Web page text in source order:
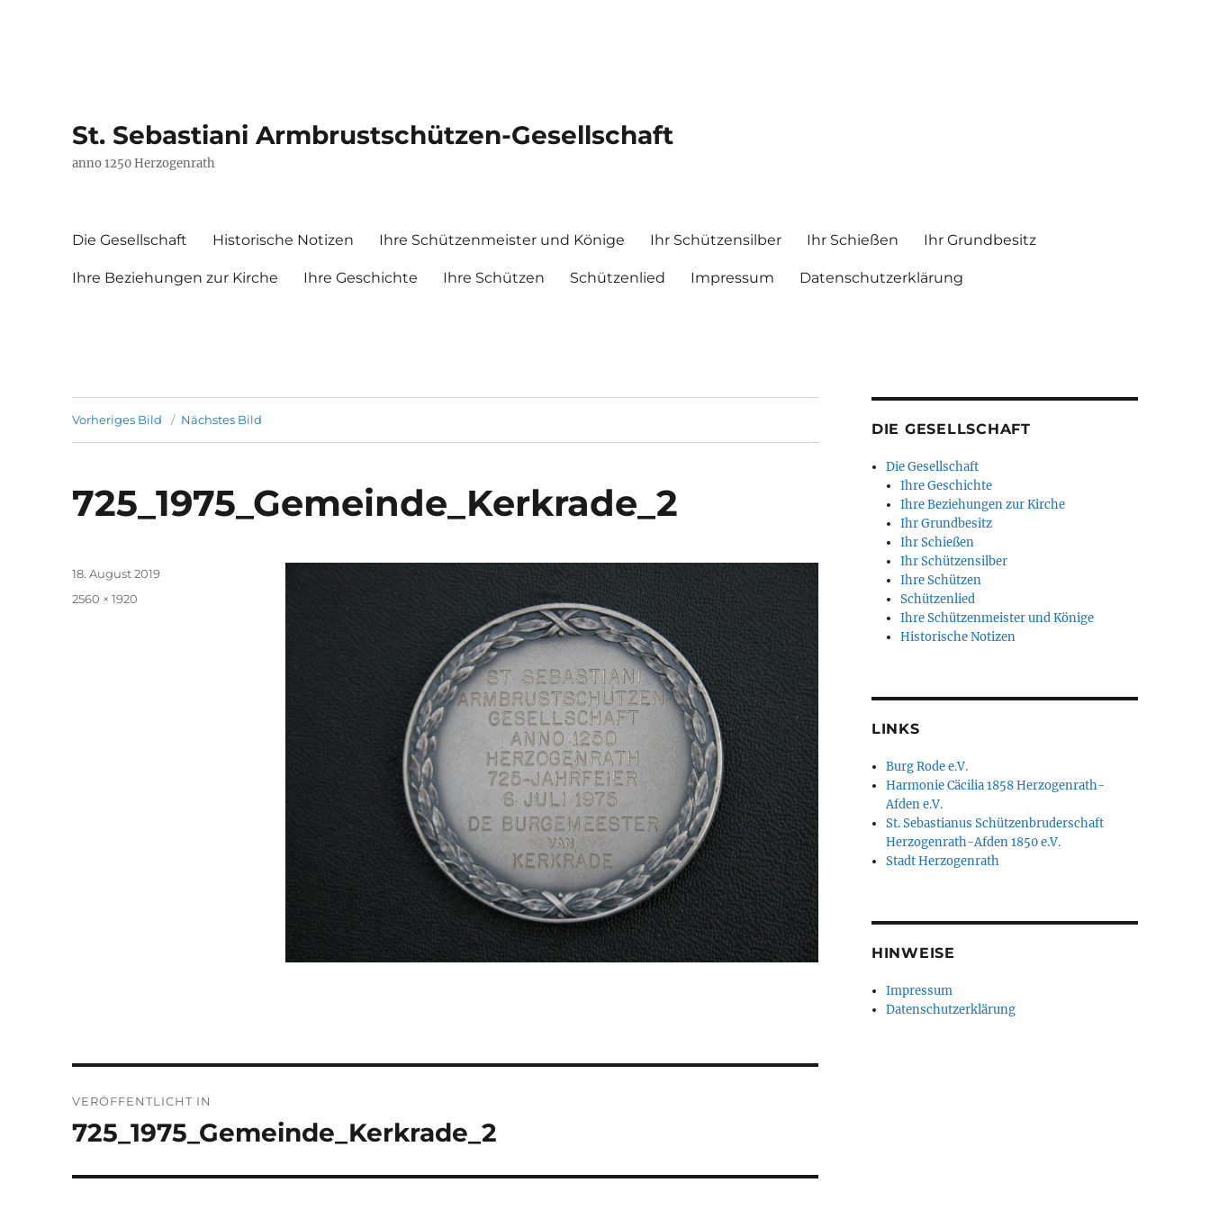
St. Sebastiani Armbrustschützen-Gesellschaft
anno 1250 Herzogenrath
Die Gesellschaft Historische Notizen Ihre Schützenmeister und Könige Ihr Schützensilber Ihr Schießen Ihr Grundbesitz
Ihre Beziehungen zur Kirche Ihre Geschichte Ihre Schützen Schützenlied Impressum Datenschutzerklärung
Vorheriges Bild Nächstes Bild
725_1975_Gemeinde_Kerkrade_2
Veröffentlicht
18. August 2019
Originalgröße
2560 × 1920
VERÖFFENTLICHT IN
725_1975_Gemeinde_Kerkrade_2
DIE GESELLSCHAFT
Die Gesellschaft
Ihre Geschichte
Ihre Beziehungen zur Kirche
Ihr Grundbesitz
Ihr Schießen
Ihr Schützensilber
Ihre Schützen
Schützenlied
Ihre Schützenmeister und Könige
Historische Notizen
LINKS
Burg Rode e.V.
Harmonie Cäcilia 1858 Herzogenrath-
Afden e.V.
St. Sebastianus Schützenbruderschaft
Herzogenrath-Afden 1850 e.V.
Stadt Herzogenrath
HINWEISE
Impressum
Datenschutzerklärung